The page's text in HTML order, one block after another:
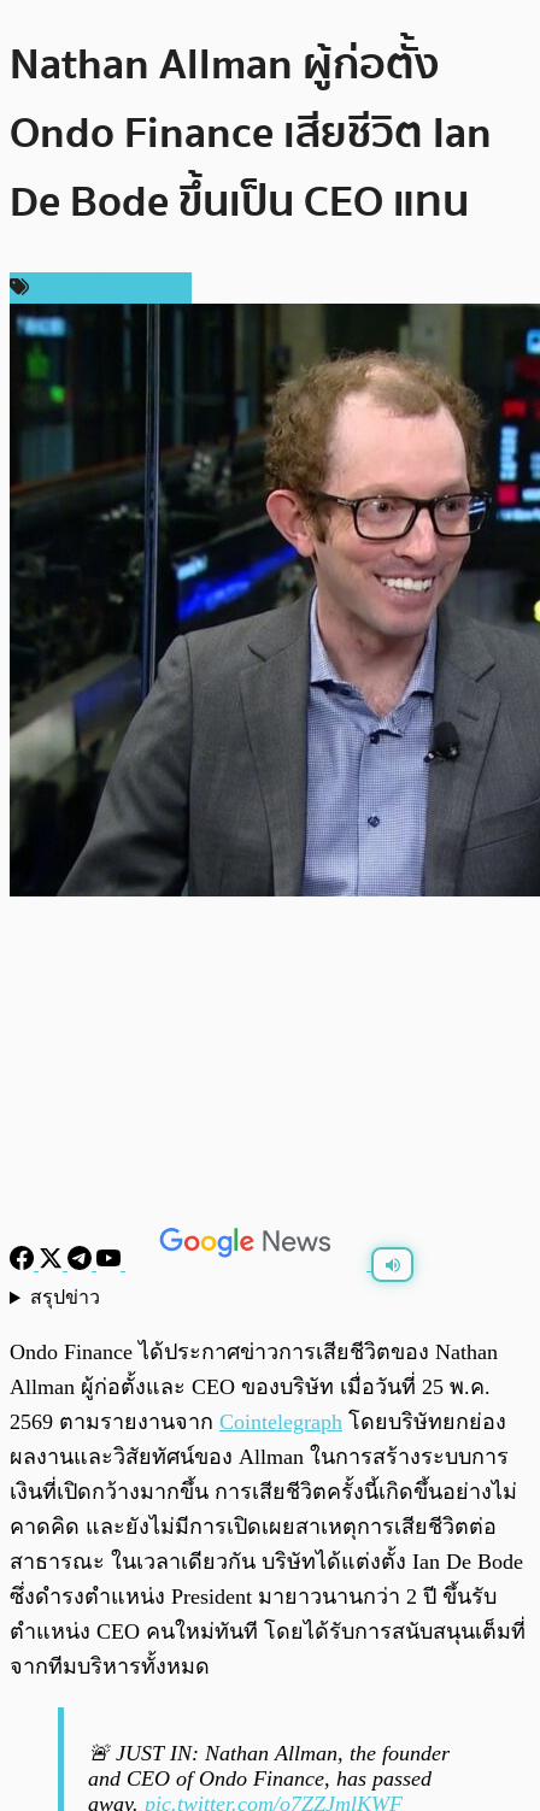
Nathan Allman ผู้ก่อตั้ง
Ondo Finance เสียชีวิต Ian
De Bode ขึ้นเป็น CEO แทน
สรุปข่าว
Ondo Finance ได้ประกาศข่าวการเสียชีวิตของ Nathan
Allman ผู้ก่อตั้งและ CEO ของบริษัท เมื่อวันที่ 25 พ.ค.
2569 ตามรายงานจาก Cointelegraph โดยบริษัทยกย่อง
ผลงานและวิสัยทัศน์ของ Allman ในการสร้างระบบการ
เงินที่เปิดกว้างมากขึ้น การเสียชีวิตครั้งนี้เกิดขึ้นอย่างไม่
คาดคิด และยังไม่มีการเปิดเผยสาเหตุการเสียชีวิตต่อ
สาธารณะ ในเวลาเดียวกัน บริษัทได้แต่งตั้ง Ian De Bode
ซึ่งดำรงตำแหน่ง President มายาวนานกว่า 2 ปี ขึ้นรับ
ตำแหน่ง CEO คนใหม่ทันที โดยได้รับการสนับสนุนเต็มที่
จากทีมบริหารทั้งหมด
🚨 JUST IN: Nathan Allman, the founder
and CEO of Ondo Finance, has passed
away. pic.twitter.com/o7ZZJmlKWF